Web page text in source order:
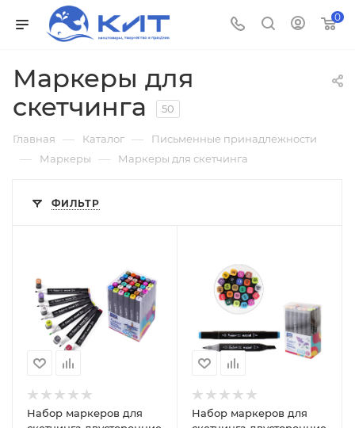
0
Маркеры для
скетчинга
50
Главная — Каталог — Письменные принадлежности
— Маркеры — Маркеры для скетчинга
ФИЛЬТР
Набор маркеров для
Набор маркеров для